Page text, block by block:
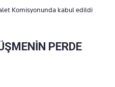
Komisyonunda kabul edildi
PERDE